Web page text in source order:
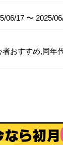
06/17 〜 2025/
者おすすめ,同年